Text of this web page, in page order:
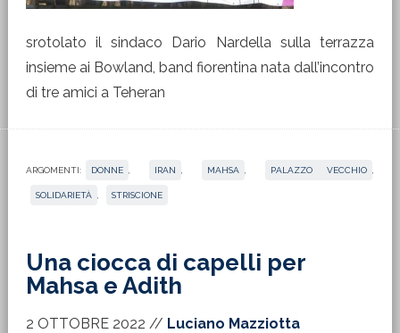
srotolato il sindaco Dario Nardella sulla terrazza
insieme ai Bowland, band fiorentina nata dall’incontro
di tre amici a Teheran
ARGOMENTI: DONNE IRAN MAHSA PALAZZO VECCHIO
SOLIDARIETÀ STRISCIONE
Una ciocca di capelli per
Mahsa e Adith
2 OTTOBRE 2022 // Luciano Mazziotta